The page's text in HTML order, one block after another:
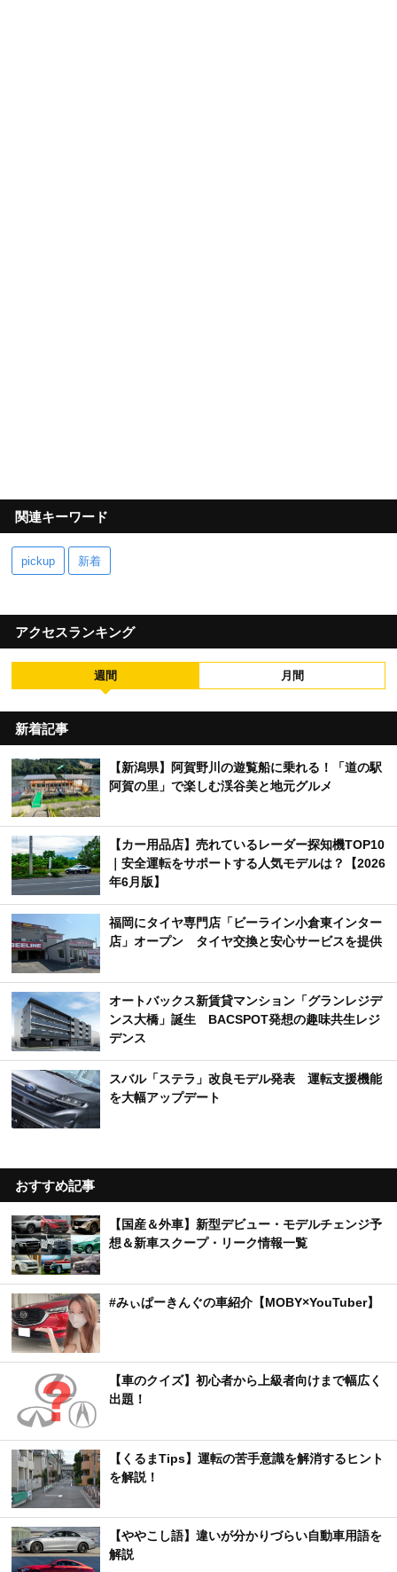
関連キーワード
pickup 新着
アクセスランキング
週間 月間
新着記事
【新潟県】阿賀野川の遊覧船に乗れる！「道の駅
阿賀の里」で楽しむ渓谷美と地元グルメ
【カー用品店】売れているレーダー探知機TOP10
｜安全運転をサポートする人気モデルは？【2026
年6月版】
福岡にタイヤ専門店「ビーライン小倉東インター
店」オープン タイヤ交換と安心サービスを提供
オートバックス新賃貸マンション「グランレジデ
ンス大橋」誕生 BACSPOT発想の趣味共生レジ
デンス
スバル「ステラ」改良モデル発表 運転支援機能
を大幅アップデート
おすすめ記事
【国産＆外車】新型デビュー・モデルチェンジ予
想＆新車スクープ・リーク情報一覧
#みぃぱーきんぐの車紹介【MOBY×YouTuber】
【車のクイズ】初心者から上級者向けまで幅広く
出題！
【くるまTips】運転の苦手意識を解消するヒント
を解説！
【ややこし語】違いが分かりづらい自動車用語を
解説